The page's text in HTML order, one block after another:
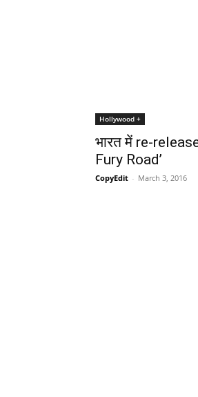
Hollywood +
भारत में re-
Fury Road’
CopyEdit - March 3, 2016